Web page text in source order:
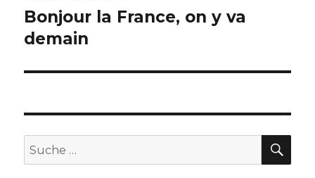
Bonjour la France, on y va
demain
Suche
nach: